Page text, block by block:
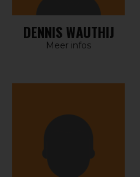
DENNIS WAUTHIJ
Meer infos